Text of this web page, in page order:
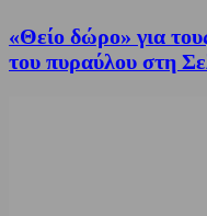
«Θείο δώρο» για
του πυραύλου στη